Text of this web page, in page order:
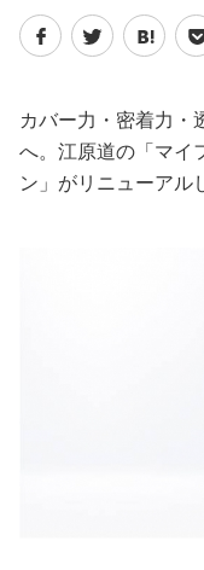
DRESS部
ファッション
カバー力・密着力・
へ。江原道の「マイ
ン」がリニューアル